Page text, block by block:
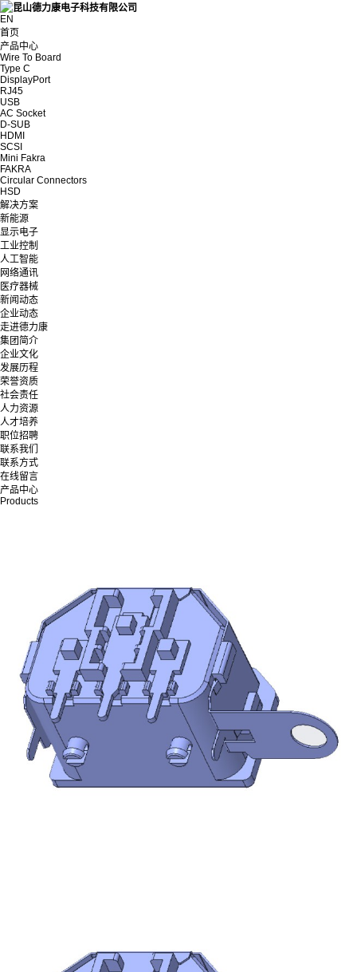
EN
首页
产品中心
Wire To Board
Type C
DisplayPort
RJ45
USB
AC Socket
D-SUB
HDMI
SCSI
Mini Fakra
FAKRA
Circular Connectors
HSD
解决方案
新能源
显示电子
工业控制
人工智能
网络通讯
医疗器械
新闻动态
企业动态
走进德力康
集团简介
企业文化
发展历程
荣誉资质
社会责任
人力资源
人才培养
职位招聘
联系我们
联系方式
在线留言
产品中心
Products